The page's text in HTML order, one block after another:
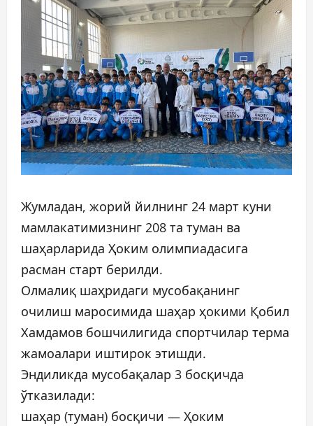
Жумладан, жорий йилнинг 24 март куни
мамлакатимизнинг 208 та туман ва
шаҳарларида Ҳоким олимпиадасига
расман старт берилди.
Олмалиқ шаҳридаги мусобақанинг
очилиш маросимида шаҳар ҳокими Қобил
Хамдамов бошчилигида спортчилар терма
жамоалари иштирок этишди.
Эндиликда мусобақалар 3 босқичда
ўтказилади:
шаҳар (туман) босқичи — Ҳоким